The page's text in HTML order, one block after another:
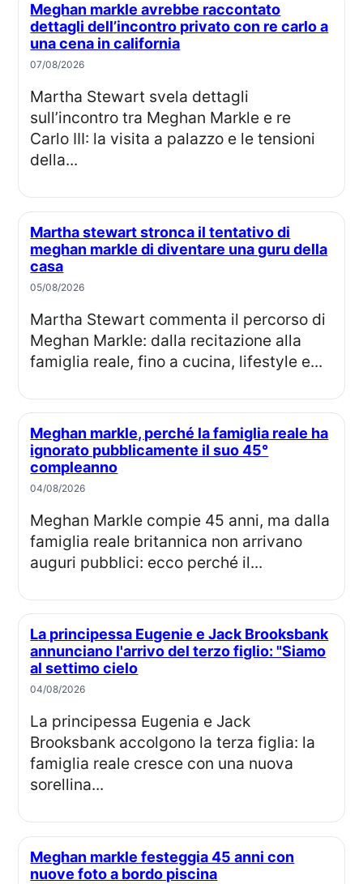
Meghan markle avrebbe raccontato
dettagli dell’incontro privato con re carlo a
una cena in california
07/08/2026
Martha Stewart svela dettagli
sull’incontro tra Meghan Markle e re
Carlo III: la visita a palazzo e le tensioni
della...
Martha stewart stronca il tentativo di
meghan markle di diventare una guru della
casa
05/08/2026
Martha Stewart commenta il percorso di
Meghan Markle: dalla recitazione alla
famiglia reale, fino a cucina, lifestyle e...
Meghan markle, perché la famiglia reale ha
ignorato pubblicamente il suo 45°
compleanno
04/08/2026
Meghan Markle compie 45 anni, ma dalla
famiglia reale britannica non arrivano
auguri pubblici: ecco perché il...
La principessa Eugenie e Jack Brooksbank
annunciano l'arrivo del terzo figlio: "Siamo
al settimo cielo
04/08/2026
La principessa Eugenia e Jack
Brooksbank accolgono la terza figlia: la
famiglia reale cresce con una nuova
sorellina...
Meghan markle festeggia 45 anni con
nuove foto a bordo piscina